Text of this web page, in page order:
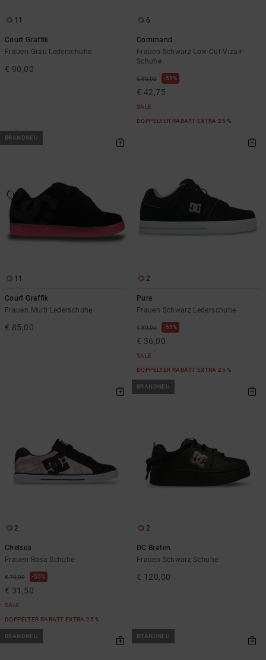
11
Court Graffik
Frauen Grau Lederschuhe
€ 90,00
6
Command
Frauen Schwarz Low-Cut-Vizair-
Schuhe
€ 95,00 55%
€ 42,75
SALE
DOPPELTER RABATT EXTRA 25 %
BRANDNEU
11
Court Graffik
Frauen Multi Lederschuhe
€ 85,00
2
Pure
Frauen Schwarz Lederschuhe
€ 80,00 55%
€ 36,00
SALE
DOPPELTER RABATT EXTRA 25 %
2
Chelsea
Frauen Rosa Schuhe
€ 70,00 55%
€ 31,50
SALE
DOPPELTER RABATT EXTRA 25 %
BRANDNEU
2
DC Braten
Frauen Schwarz Schuhe
€ 120,00
BRANDNEU BRANDNEU